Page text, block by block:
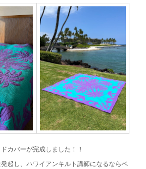
カバーが完成しました！！
起し、ハワイアンキルト講師になるならベ